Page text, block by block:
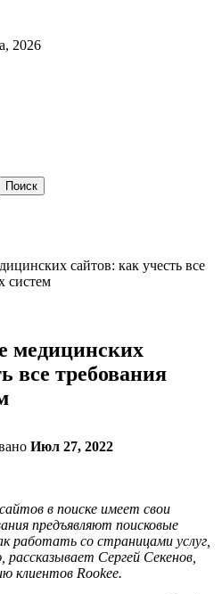
2026
сайтов: как учесть все
систем
медицинских
все требования
Июл 27, 2022
в поиске имеет свои
предъявляют поисковые
работать со страницами услуг,
Сергей Секенов,
клиентов Rookee.